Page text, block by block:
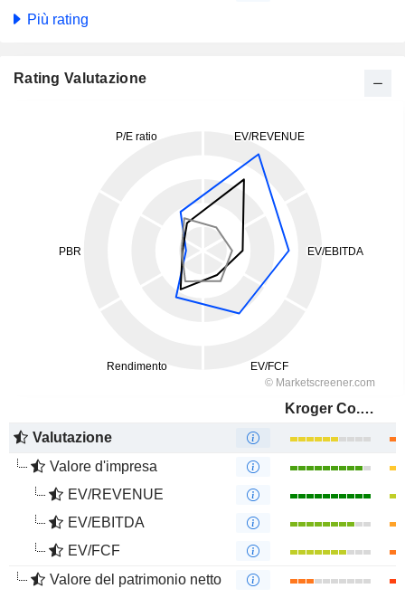
Più rating
Rating Valutazione
Kroger Co. (The)
Valutazione
Valore d'impresa
EV/REVENUE
EV/EBITDA
EV/FCF
Valore del patrimonio netto